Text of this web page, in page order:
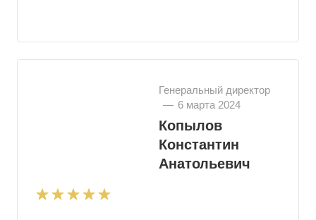
Генеральный директор
— 6 марта 2024
Копылов
Константин
Анатольевич